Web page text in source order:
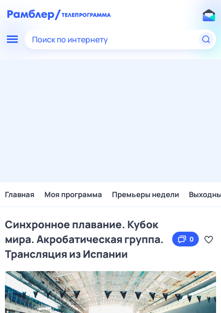
Поиск по интернету
Главная Моя программа Премьеры недели
Синхронное плавание. Кубок
мира. Акробатическая группа.
Трансляция из Испании
0